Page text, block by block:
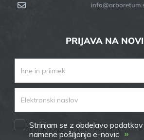
PRIJAVA NA
Strinjam se z obdelavo
namene pošiljanja e-novic »